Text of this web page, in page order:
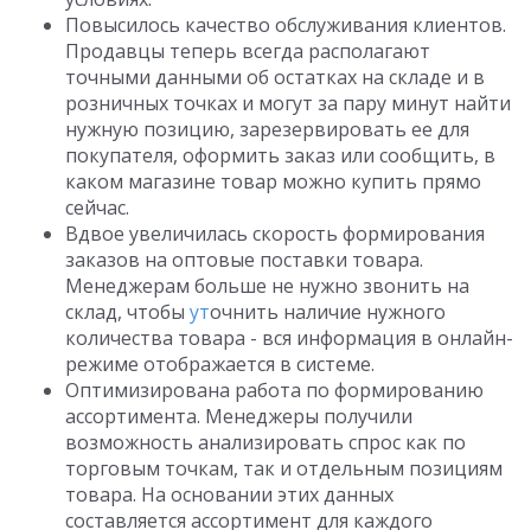
Повысилось качество обслуживания клиентов.
Продавцы теперь всегда располагают
точными данными об остатках на складе и в
розничных точках и могут за пару минут найти
нужную позицию, зарезервировать ее для
покупателя, оформить заказ или сообщить, в
каком магазине товар можно купить прямо
сейчас.
Вдвое увеличилась скорость формирования
заказов на оптовые поставки товара.
Менеджерам больше не нужно звонить на
склад, чтобы уточнить наличие нужного
количества товара - вся информация в онлайн-
режиме отображается в системе.
Оптимизирована работа по формированию
ассортимента. Менеджеры получили
возможность анализировать спрос как по
торговым точкам, так и отдельным позициям
товара. На основании этих данных
составляется ассортимент для каждого